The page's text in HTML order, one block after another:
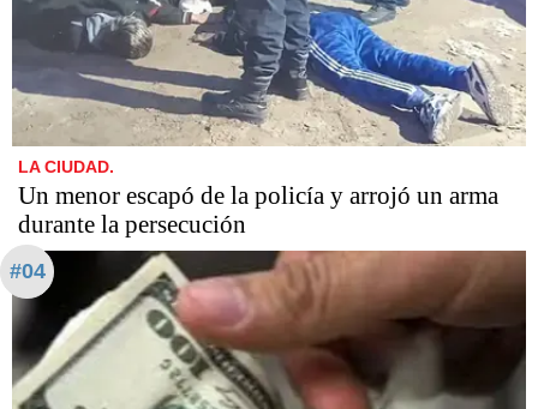
LA CIUDAD.
Un menor escapó de la policía y arrojó un arma
durante la persecución
#04